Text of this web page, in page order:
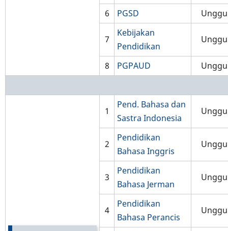
6 PGSD
7
Kebijakan
Pendidikan
8 PGPAUD
1
Pend. Bahasa dan
Sastra Indonesia
2
Pendidikan
Bahasa Inggris
3
Pendidikan
Bahasa Jerman
4
Pendidikan
Bahasa Perancis